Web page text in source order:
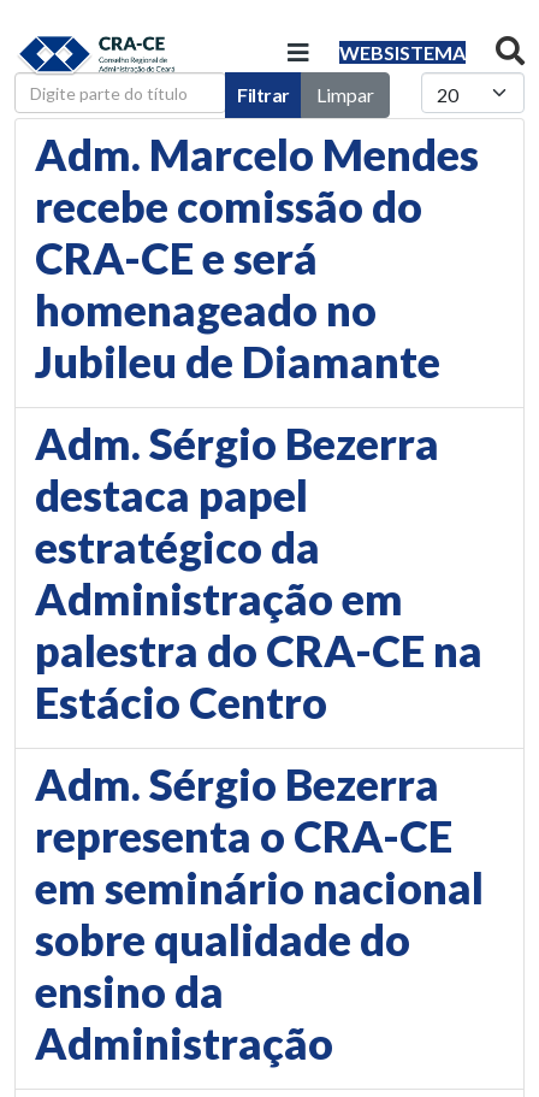
WEBSISTEMA
Digite parte do título
Filtrar Limpar Mostrar #
Adm. Marcelo Mendes
recebe comissão do
CRA-CE e será
homenageado no
Jubileu de Diamante
Adm. Sérgio Bezerra
destaca papel
estratégico da
Administração em
palestra do CRA-CE na
Estácio Centro
Adm. Sérgio Bezerra
representa o CRA-CE
em seminário nacional
sobre qualidade do
ensino da
Administração